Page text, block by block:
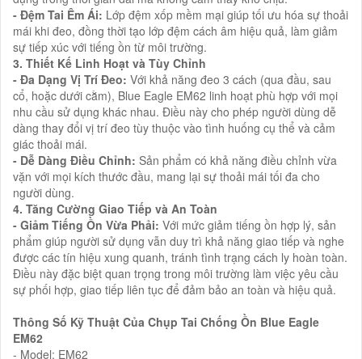
- Đệm Tai Êm Ái: Lớp đệm xốp mềm mại giúp tối ưu hóa sự thoải
mái khi đeo, đồng thời tạo lớp đệm cách âm hiệu quả, làm giảm
sự tiếp xúc với tiếng ồn từ môi trường.
3. Thiết Kế Linh Hoạt và Tùy Chỉnh
- Đa Dạng Vị Trí Đeo: Với khả năng đeo 3 cách (qua đầu, sau
cổ, hoặc dưới cằm), Blue Eagle EM62 linh hoạt phù hợp với mọi
nhu cầu sử dụng khác nhau. Điều này cho phép người dùng dễ
dàng thay đổi vị trí đeo tùy thuộc vào tình huống cụ thể và cảm
giác thoải mái.
- Dễ Dàng Điều Chỉnh: Sản phẩm có khả năng điều chỉnh vừa
vặn với mọi kích thước đầu, mang lại sự thoải mái tối đa cho
người dùng.
4. Tăng Cường Giao Tiếp và An Toàn
- Giảm Tiếng Ồn Vừa Phải: Với mức giảm tiếng ồn hợp lý, sản
phẩm giúp người sử dụng vẫn duy trì khả năng giao tiếp và nghe
được các tín hiệu xung quanh, tránh tình trạng cách ly hoàn toàn.
Điều này đặc biệt quan trọng trong môi trường làm việc yêu cầu
sự phối hợp, giao tiếp liên tục để đảm bảo an toàn và hiệu quả.
Thông Số Kỹ Thuật Của Chụp Tai Chống Ồn Blue Eagle
EM62
- Model: EM62